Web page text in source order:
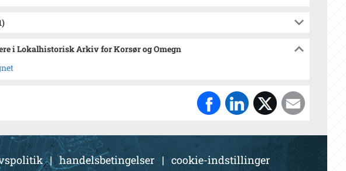
i Lokalhistorisk Arkiv for Korsør og Omegn
|handelsbetingelser | cookie-indstillinger